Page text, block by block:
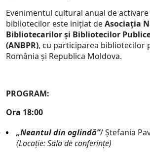
Evenimentul cultural anual de
bibliotecilor este inițiat deAsociația
Bibliotecarilor și Bibliotecilor
(ANBPR), cu participarea bibliotecilor
România și Republica Moldova.
PROGRAM:
Ora 18:00
„Neantul din oglindă”/ Ștefania
(Locație: Sala de conferințe)